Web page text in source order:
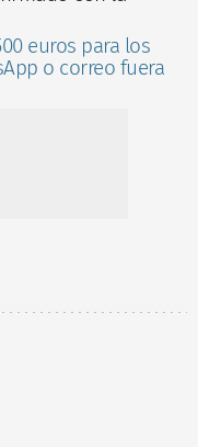
euros para los
o correo fuera